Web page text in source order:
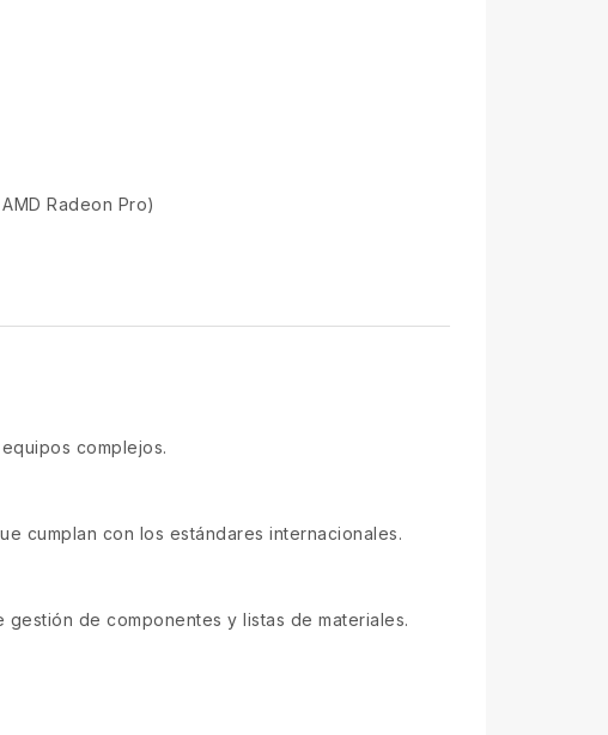
Radeon Pro)
complejos.
cumplan con los estándares internacionales.
de componentes y listas de materiales.